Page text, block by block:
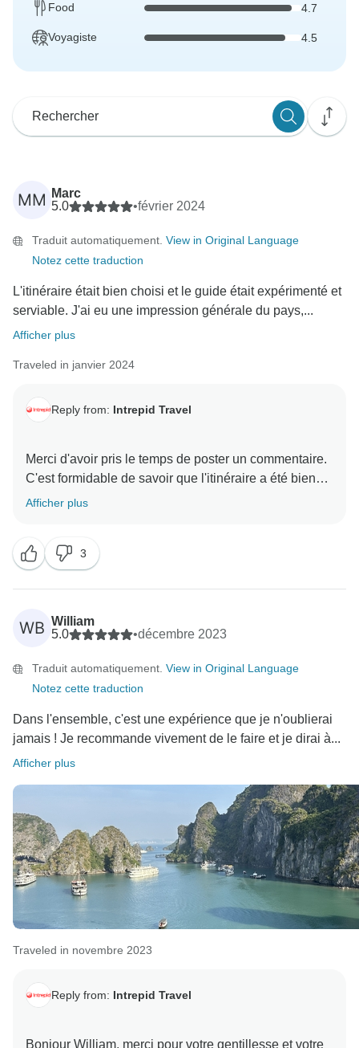
Food 4.7
Voyagiste 4.5
MM
Marc
5.0
•février 2024
Traduit automatiquement. View in Original Language
Notez cette traduction
L'itinéraire était bien choisi et le guide était expérimenté et
serviable. J'ai eu une impression générale du pays,...
Afficher plus
Traveled in janvier 2024
Reply from: Intrepid Travel
Merci d'avoir pris le temps de poster un commentaire.
C'est formidable de savoir que l'itinéraire a été bien
choisi et que vous avez apprécié votre temps à
séjour et que vous trouverez un autre itinéraire qui
vous conviendra et que nous pourrons vous accueillir
Afficher plus
3
WB William
5.0
•décembre 2023
Traduit automatiquement. View in Original Language
Notez cette traduction
Dans l'ensemble, c'est une expérience que je n'oublierai
jamais ! Je recommande vivement de le faire et je dirai à...
Afficher plus
Traveled in novembre 2023
Reply from: Intrepid Travel
Bonjour William, merci pour votre gentillesse et votre